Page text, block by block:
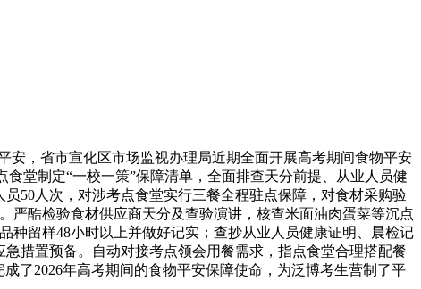
，省市宣化区市场监视办理局近期全面开展高考期间食物平安
堂制定“一校一策”保障清单，全面排查天分前提、从业人员健
50人次，对涉考点食堂实行三餐全程驻点保障，对食材采购验
严酷检验食材供应商天分及查验演讲，核查米面油肉蛋菜等沉点
种留样48小时以上并做好记实；查抄从业人员健康证明、晨检记
措置预备。自动对接考点领会用餐需求，指点食堂合理搭配餐
了2026年高考期间的食物平安保障使命，为泛博考生营制了平